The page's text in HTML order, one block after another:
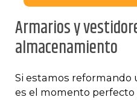
Armarios y
almacenamiento
Si estamos reformando
es el momento